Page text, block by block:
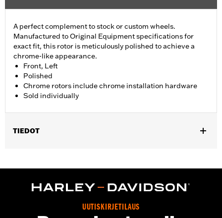
A perfect complement to stock or custom wheels.
Manufactured to Original Equipment specifications for
exact fit, this rotor is meticulously polished to achieve a
chrome-like appearance.
Front, Left
Polished
Chrome rotors include chrome installation hardware
Sold individually
TIEDOT
rotor mount.
Installation Instructions
FrontUUTISKIRJETILAUS